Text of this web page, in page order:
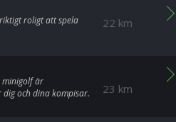
22 km
roligt att spela
23 km
minigolf är
och dina kompisar.